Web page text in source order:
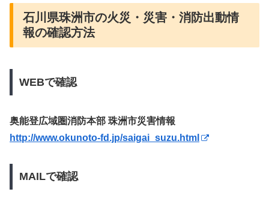
石川県珠洲市の火災・災害・消防出動情
報の確認方法
WEBで確認
奥能登広域圏消防本部 珠洲市災害情報
http://www.okunoto-fd.jp/saigai_suzu.html
MAILで確認